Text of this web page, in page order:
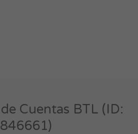
Cuentas BTL (ID:
846661)